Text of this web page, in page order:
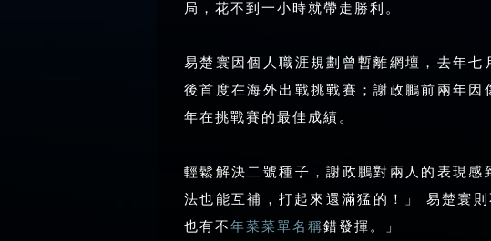
局，花不到一小時就帶走勝利。
易楚寰因個人職涯規劃曾暫離網壇，去年
後首度在海外出戰挑戰賽；謝政鵬前兩年
年在挑戰賽的最佳成績。
輕鬆解決二號種子，謝政鵬對兩人的表現
法也能互補，打起來還滿猛的！」 易楚寰
也有不年菜菜單名稱錯發揮。」